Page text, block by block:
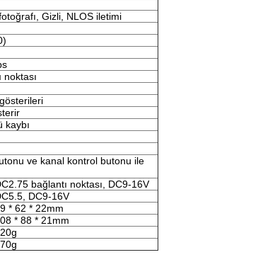
Gizli, NLOS iletimi
noktası
kaybı
ve kanal kontrol butonu ile
bağlantı noktası, DC9-16V
DC9-16V
* 62 * 22mm
* 88 * 21mm